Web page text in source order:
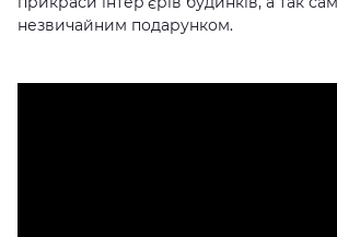
незвичайним подарунком.